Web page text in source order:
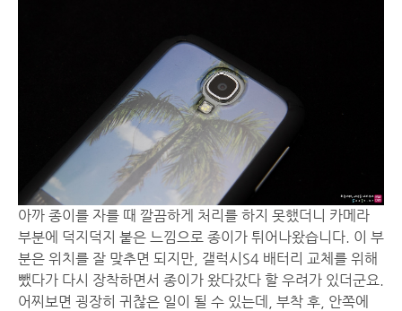
아까 종이를 자를 때 깔끔하게 처리를 하지 못했더니 카메라
부분에 덕지덕지 붙은 느낌으로 종이가 튀어나왔습니다. 이 부
분은 위치를 잘 맞추면 되지만, 갤럭시S4 배터리 교체를 위해
뺐다가 다시 장착하면서 종이가 왔다갔다 할 우려가 있더군요.
어찌보면 굉장히 귀찮은 일이 될 수 있는데, 부착 후, 안쪽에